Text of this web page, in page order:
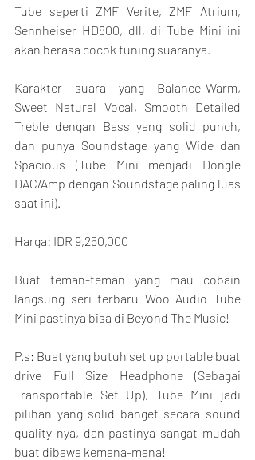
Tube seperti ZMF Verite, ZMF Atrium,
Sennheiser HD800, dll, di Tube Mini ini
akan berasa cocok tuning suaranya.
Karakter suara yang Balance-Warm,
Sweet Natural Vocal, Smooth Detailed
Treble dengan Bass yang solid punch,
dan punya Soundstage yang Wide dan
Spacious (Tube Mini menjadi Dongle
DAC/Amp dengan Soundstage paling luas
saat ini).
Harga: IDR 9,250,000
Buat teman-teman yang mau cobain
langsung seri terbaru Woo Audio Tube
Mini pastinya bisa di Beyond The Music!
P.s: Buat yang butuh set up portable buat
drive Full Size Headphone (Sebagai
Transportable Set Up), Tube Mini jadi
pilihan yang solid banget secara sound
quality nya, dan pastinya sangat mudah
buat dibawa kemana-mana!